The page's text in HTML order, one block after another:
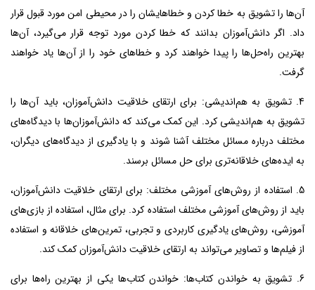
آن‌ها را تشویق به خطا کردن و خطاهایشان را در محیطی امن مورد قبول قرار
داد. اگر دانش‌آموزان بدانند که خطا کردن مورد توجه قرار می‌گیرد، آن‌ها
بهترین راه‌حل‌ها را پیدا خواهند کرد و خطاهای خود را از آن‌ها یاد خواهند
گرفت.
4. تشویق به هم‌اندیشی: برای ارتقای خلاقیت دانش‌آموزان، باید آن‌ها را
تشویق به هم‌اندیشی کرد. این کمک می‌کند که دانش‌آموزان‌ها با دیدگاه‌های
مختلف درباره مسائل مختلف آشنا شوند و با یادگیری از دیدگاه‌های دیگران،
به ایده‌های خلاقانه‌تری برای حل مسائل برسند.
5. استفاده از روش‌های آموزشی مختلف: برای ارتقای خلاقیت دانش‌آموزان،
باید از روش‌های آموزشی مختلف استفاده کرد. برای مثال، استفاده از بازی‌های
آموزشی، روش‌های یادگیری کاربردی و تجربی، تمرین‌های خلاقانه و استفاده
از فیلم‌ها و تصاویر می‌تواند به ارتقای خلاقیت دانش‌آموزان کمک کند.
6. تشویق به خواندن کتاب‌ها: خواندن کتاب‌ها یکی از بهترین راه‌ها برای